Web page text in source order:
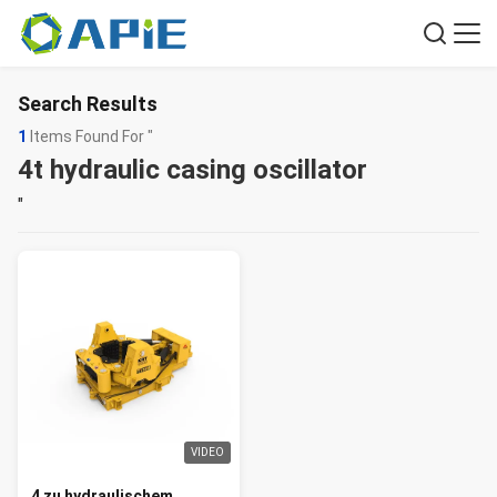
Search Results
1 Items Found For "
4t hydraulic casing oscillator
"
VIDEO